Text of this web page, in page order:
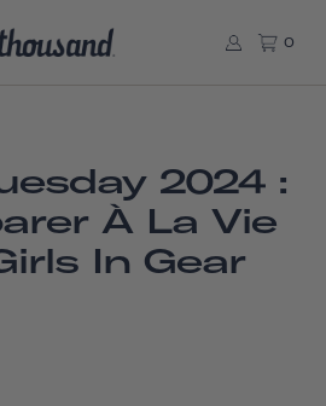
0
2024 :
À La Vie
In Gear